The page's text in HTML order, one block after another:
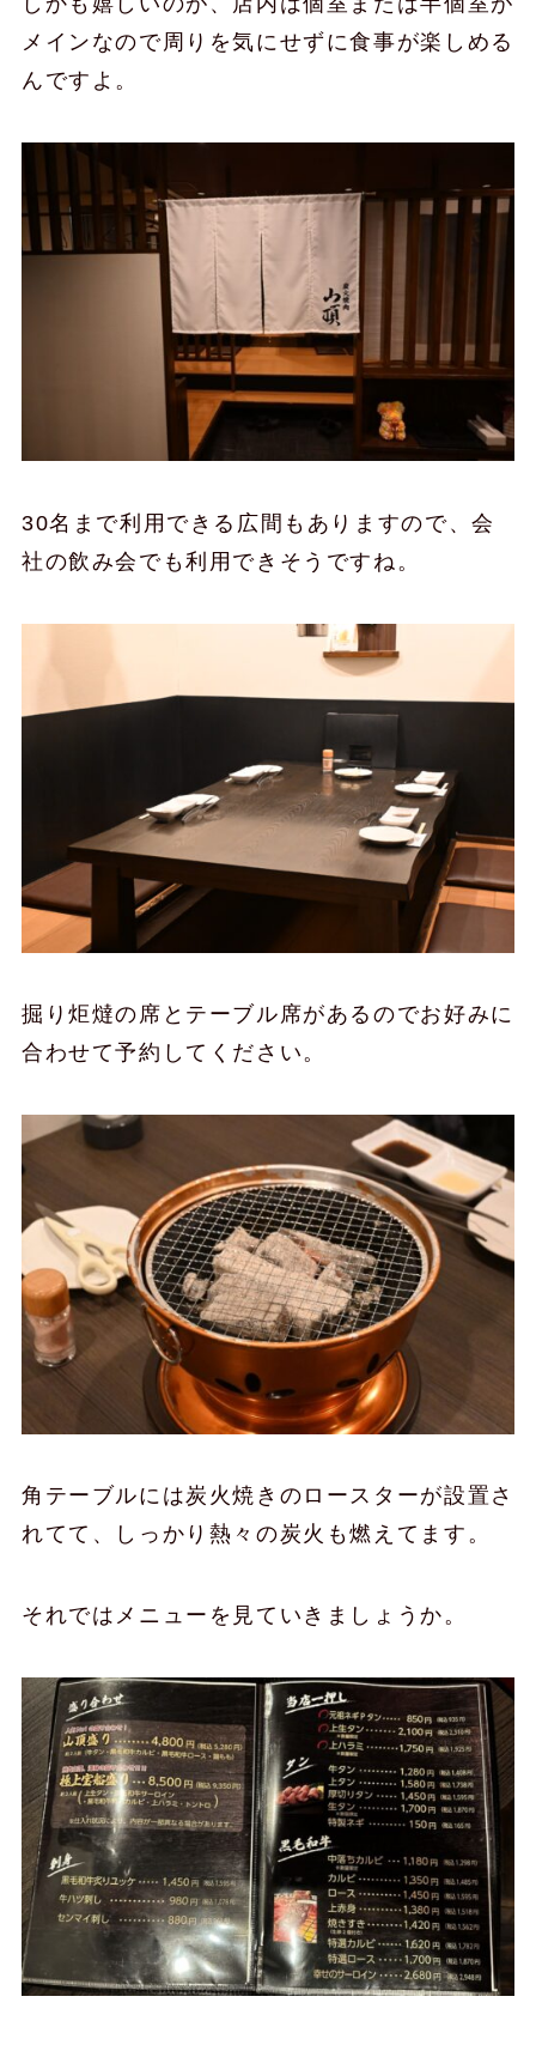
メインなので周りを気にせずに食事が楽しめる
んですよ。
30名まで利用できる広間もありますので、会
社の飲み会でも利用できそうですね。
掘り炬燵の席とテーブル席があるのでお好みに
合わせて予約してください。
角テーブルには炭火焼きのロースターが設置さ
れてて、しっかり熱々の炭火も燃えてます。
それではメニューを見ていきましょうか。